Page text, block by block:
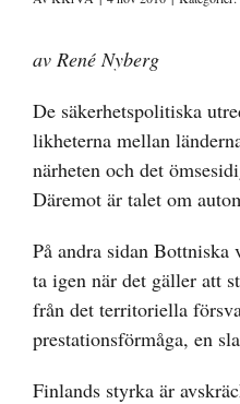
av René Nyberg
De säkerhetspolitiska
likheterna mellan
närheten och det
Däremot är talet om
På andra sidan
ta igen när det gäller att
från det territoriella
prestationsförmåga, en
Finlands styrka är